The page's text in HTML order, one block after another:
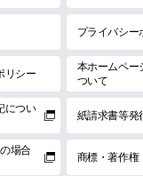
プライバシー
リシー
本ホームペー
ついて
につい
紙請求書等発
場合
商標・著作権